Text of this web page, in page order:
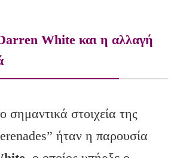
White και η αλλαγή
σημαντικά στοιχεία της
ήταν η παρουσία